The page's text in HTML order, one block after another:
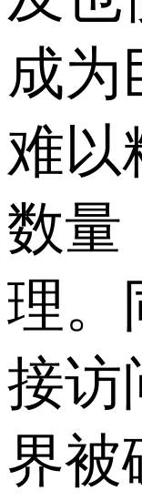
成为
难以
数量
理。
接访
界被